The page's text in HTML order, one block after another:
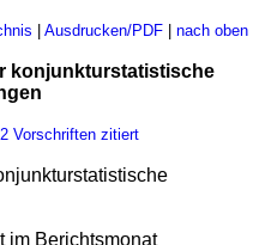
| Ausdrucken/PDF| nach oben
konjunkturstatistische
2 Vorschriften zitiert
im Berichtsmonat